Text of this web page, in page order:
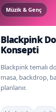
Müzik & Genç
Blackpink
Konsepti
Blackpink temalı
masa, backdrop,
planlanır.